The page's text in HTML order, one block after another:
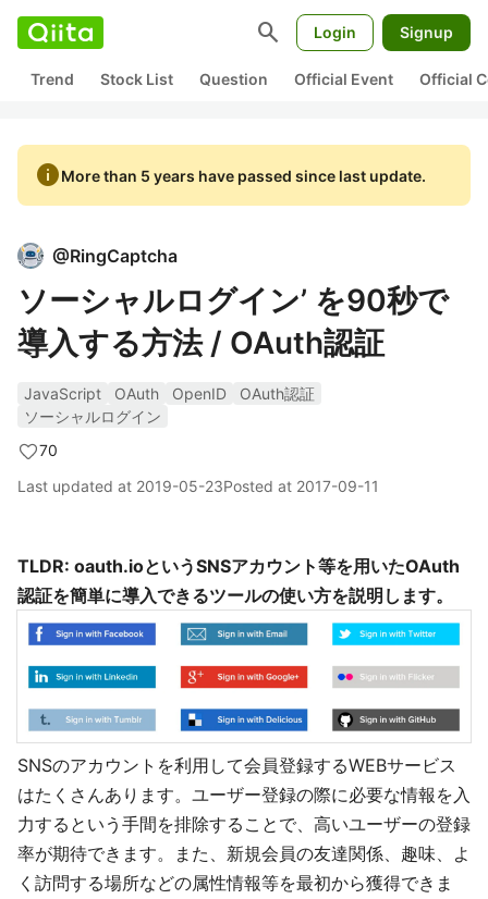
search Login Signup
Trend Stock List Question Official Event Official
infoMore than 5 years have passed since last update.
@RingCaptcha
ソーシャルログイン’ を90秒で
導入する方法 / OAuth認証
JavaScript OAuth OpenID
OAuth認証
ソーシャルログイン
70
Last updated at 2019-05-23Posted at 2017-09-11
TLDR: oauth.ioというSNSアカウント等を用いたOAuth
認証を簡単に導入できるツールの使い方を説明します。
SNSのアカウントを利用して会員登録するWEBサービス
はたくさんあります。ユーザー登録の際に必要な情報を入
力するという手間を排除することで、高いユーザーの登録
率が期待できます。また、新規会員の友達関係、趣味、よ
く訪問する場所などの属性情報等を最初から獲得できま